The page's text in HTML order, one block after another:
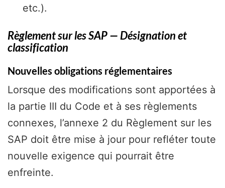
etc.).
Règlement sur les SAP— Désignation et
classification
Nouvelles obligations réglementaires
Lorsque des modifications sont apportées à
la partie III du Code et à ses règlements
connexes, l’annexe 2 du Règlement sur les
SAP doit être mise à jour pour refléter toute
nouvelle exigence qui pourrait être
enfreinte.